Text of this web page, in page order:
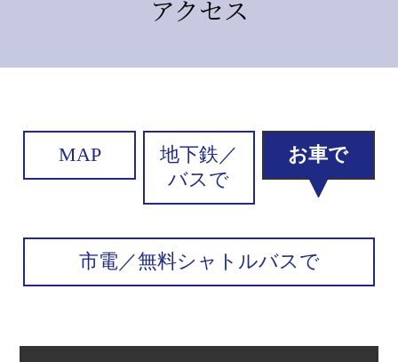
アクセス
施設ガイド
よくある質問
アクセス
MAP
市電／無料シャトルバスで
地下鉄／
バスで
お車で